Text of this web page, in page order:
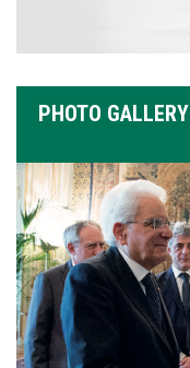
PHOTO GALLERY